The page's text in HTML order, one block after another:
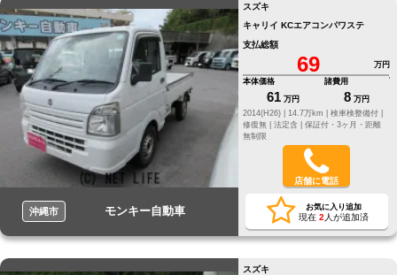
沖縄市 モンキー自動車
スズキ
キャリイ KCエアコンパワステ
支払総額
69
万円
本体価格
61 万円
諸費用
8 万円
2014(H26) |
14.7万km |
検車検整備付 |
修復無 | 法定含 | 保証付・3ヶ月・距離
無制限
店舗に電話
お気に入り追加
現在 2 人が追加済
スズキ